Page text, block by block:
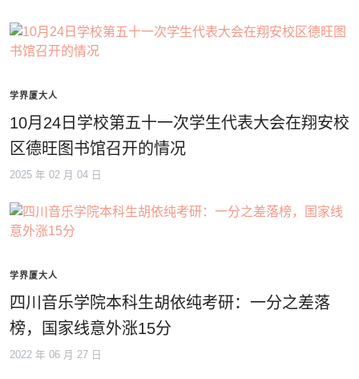
学界厦大人
10月24日学校第五十一次学生代表大会在翔安校
区德旺图书馆召开的情况
2025 年 02 月 04 日
学界厦大人
四川音乐学院本科生胡依纯考研：一分之差落
榜，国家线意外涨15分
2022 年 06 月 27 日